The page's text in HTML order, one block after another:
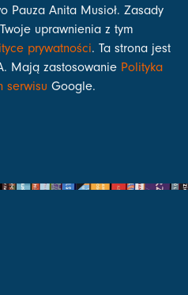
Pauza Anita Musioł. Zasady
uprawnienia z tym
prywatności. Ta strona jest
Mają zastosowanie Polityka
serwisu Google.